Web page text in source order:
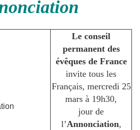
Le conseil
permanent des
évêques de France
invite tous les
Français, mercredi 25
mars à 19h30,
jour de
l’Annonciation,